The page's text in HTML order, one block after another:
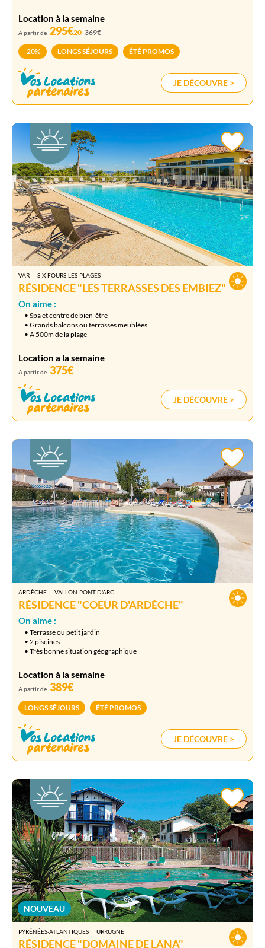
Location à la semaine
A partir de 295€20 369€
-20% LONGS SÉJOURS ÉTÉ PROMOS
JE DÉCOUVRE >
VAR SIX-FOURS-LES-PLAGES
RÉSIDENCE "LES TERRASSES DES EMBIEZ"
On aime :
• Spa et centre de bien-être
• Grands balcons ou terrasses meublées
• A 500m de la plage
Location a la semaine
A partir de 375€
JE DÉCOUVRE >
ARDÈCHE VALLON-PONT-D'ARC
RÉSIDENCE "COEUR D'ARDÈCHE"
On aime :
• Terrasse ou petit jardin
• 2 piscines
• Très bonne situation géographique
Location à la semaine
A partir de 389€
LONGS SÉJOURS ÉTÉ PROMOS
JE DÉCOUVRE >
NOUVEAU
PYRÉNÉES-ATLANTIQUES URRUGNE
RÉSIDENCE "DOMAINE DE LANA"